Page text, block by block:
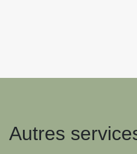
Autres